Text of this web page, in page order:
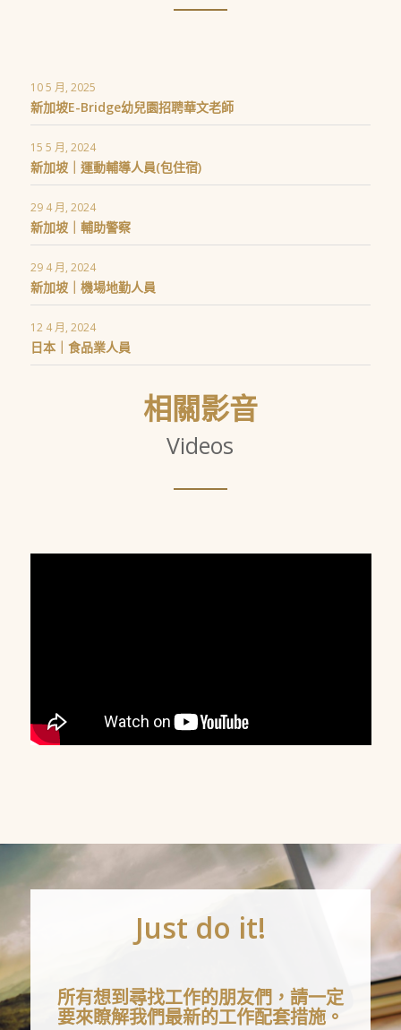
10 5 月, 2025
新加坡E-Bridge幼兒園招聘華文老師
15 5 月, 2024
新加坡｜運動輔導人員(包住宿)
29 4 月, 2024
新加坡｜輔助警察
29 4 月, 2024
新加坡｜機場地勤人員
12 4 月, 2024
日本｜食品業人員
相關影音
Videos
Just do it!
所有想到尋找工作的朋友們，請一定
要來瞭解我們最新的工作配套措施。